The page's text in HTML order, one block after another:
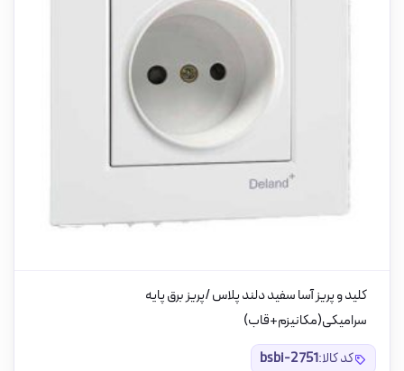
کلید و پریز آسا سفید دلند پلاس /پریز برق پایه
سرامیکی(مکانیزم+قاب)
کد کالا:bsbi-2751